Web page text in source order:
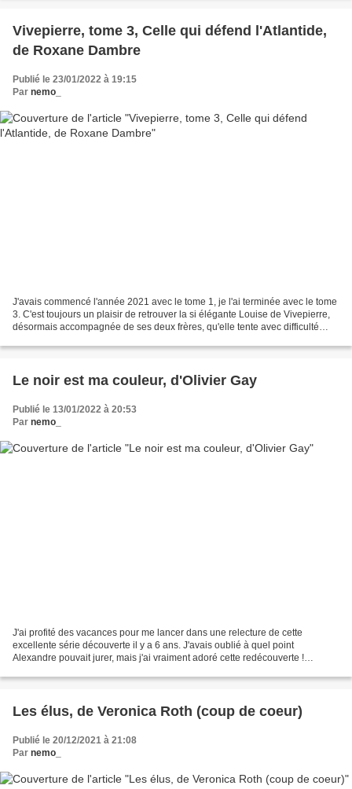
Vivepierre, tome 3, Celle qui défend l'Atlantide,
de Roxane Dambre
Publié le 23/01/2022 à 19:15
Par nemo_
J'avais commencé l'année 2021 avec le tome 1, je l'ai terminée avec le tome
3. C'est toujours un plaisir de retrouver la si élégante Louise de Vivepierre,
désormais accompagnée de ses deux frères, qu'elle tente avec difficulté
Le noir est ma couleur, d'Olivier Gay
Publié le 13/01/2022 à 20:53
Par nemo_
J'ai profité des vacances pour me lancer dans une relecture de cette
excellente série découverte il y a 6 ans. J'avais oublié à quel point
Alexandre pouvait jurer, mais j'ai vraiment adoré cette redécouverte !
Les élus, de Veronica Roth (coup de coeur)
Publié le 20/12/2021 à 21:08
Par nemo_